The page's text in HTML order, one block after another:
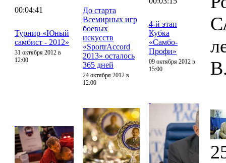
00:04:41
Турнир «Юный
самбист - 2012»
31 октября 2012 в
12:00
До старта
Всемирных игр
боевых
искусств
«SportrAccord
2013» осталось
365 дней
24 октября 2012 в
12:00
4-й этап
Кубка
«Самбо-
Профи»
09 октября 2012 в
15:00